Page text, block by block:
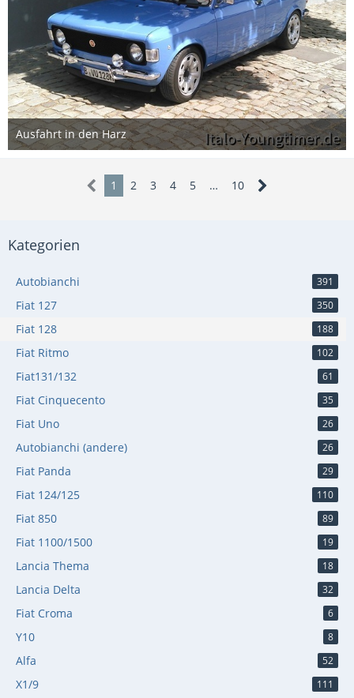
Ausfahrt in den Harz
23. April 2023
1 2 3 4 5 … 10
Kategorien
Autobianchi 391
Fiat 127 350
Fiat 128 188
Fiat Ritmo 102
Fiat131/132 61
Fiat Cinquecento 35
Fiat Uno 26
Autobianchi (andere) 26
Fiat Panda 29
Fiat 124/125 110
Fiat 850 89
Fiat 1100/1500 19
Lancia Thema 18
Lancia Delta 32
Fiat Croma 6
Y10 8
Alfa 52
X1/9 111